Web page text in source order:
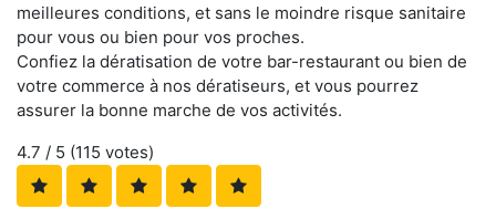
meilleures conditions, et sans le moindre risque sanitaire
pour vous ou bien pour vos proches.
Confiez la dératisation de votre bar-restaurant ou bien de
votre commerce à nos dératiseurs, et vous pourrez
assurer la bonne marche de vos activités.
4.7 / 5 (115 votes)